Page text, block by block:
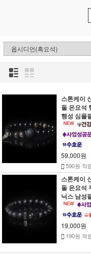
스톤케이
돌 은요석
행성 심플
59,000원
590원 적
스톤케이
돌 은요석
닉스 남성
19,000원
190원 적